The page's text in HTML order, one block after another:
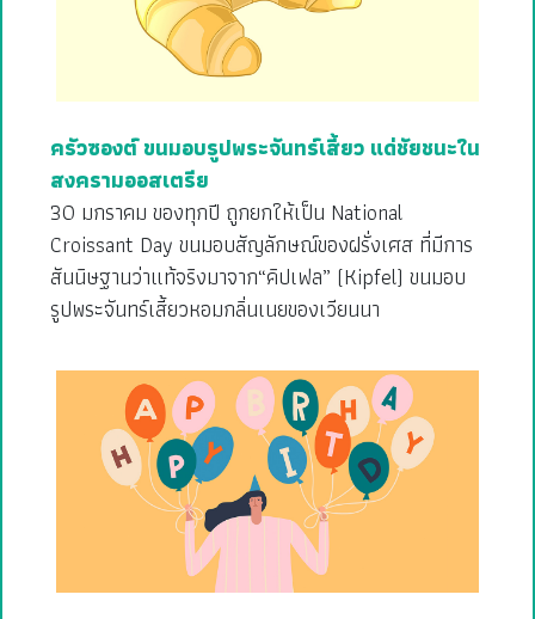
ครัวซองต์ ขนมอบรูปพระจันทร์เสี้ยว แด่ชัยชนะใน
สงครามออสเตรีย
30 มกราคม ของทุกปี ถูกยกให้เป็น National
Croissant Day ขนมอบสัญลักษณ์ของฝรั่งเศส ที่มีการ
สันนิษฐานว่าแท้จริงมาจาก“คิปเฟล” (Kipfel) ขนมอบ
รูปพระจันทร์เสี้ยวหอมกลิ่นเนยของเวียนนา